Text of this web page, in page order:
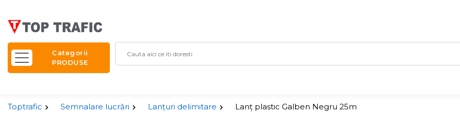
Categorii
PRODUSE
Toptrafic Semnalare lucrări Lanțuri delimitare Lanț plastic Galben Negru 25m